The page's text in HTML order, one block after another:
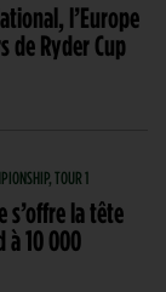
l’Europe
de Ryder Cup
TOUR 1
s’offre la tête
10 000